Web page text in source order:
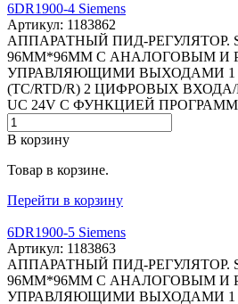
6DR1900-4 Siemens
Артикул: 1183862
АППАРАТНЫЙ ПИД-РЕГУЛЯТОР.
96MM*96MM С АНАЛОГОВЫМ
УПРАВЛЯЮЩИМИ ВЫХОДАМИ 1
(TC/RTD/R) 2 ЦИФРОВЫХ
UC 24V С ФУНКЦИЕЙ
В корзину
Товар в корзине.
Перейти в корзину
6DR1900-5 Siemens
Артикул: 1183863
АППАРАТНЫЙ ПИД-РЕГУЛЯТОР.
96MM*96MM С АНАЛОГОВЫМ
УПРАВЛЯЮЩИМИ ВЫХОДАМИ 1